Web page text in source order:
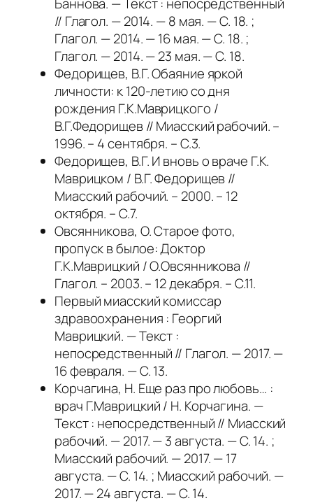
// Глагол. — 2014. — 8 мая. — С. 18. ;
Глагол. — 2014. — 16 мая. — С. 18. ;
Глагол. — 2014. — 23 мая. — С. 18.
Федорищев, В.Г. Обаяние яркой
личности: к 120-летию со дня
рождения Г.К.Маврицкого /
В.Г.Федорищев // Миасский рабочий. –
1996. – 4 сентября. – С.3.
Федорищев, В.Г. И вновь о враче Г.К.
Маврицком / В.Г. Федорищев //
Миасский рабочий. – 2000. – 12
октября. – С.7.
Овсянникова, О. Старое фото,
пропуск в былое: Доктор
Г.К.Маврицкий / О.Овсянникова //
Глагол. – 2003. – 12 декабря. – С.11.
Первый миасский комиссар
здравоохранения : Георгий
Маврицкий. — Текст :
непосредственный // Глагол. — 2017. —
16 февраля. — С. 13.
Корчагина, Н. Еще раз про любовь… :
врач Г.Маврицкий / Н. Корчагина. —
Текст : непосредственный // Миасский
рабочий. — 2017. — 3 августа. — С. 14. ;
Миасский рабочий. — 2017. — 17
августа. — С. 14. ; Миасский рабочий. —
2017. — 24 августа. — С. 14.